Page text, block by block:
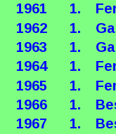
1961
1.
1962
1.
1963
1.
1964
1.
1965
1.
1966
1.
1967
1.